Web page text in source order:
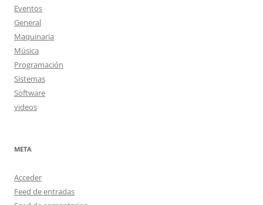
Eventos
General
Maquinaria
Música
Programación
Sistemas
Software
videos
META
Acceder
Feed de entradas